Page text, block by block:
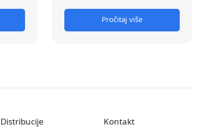
Pročitaj više
Distribucije Kontakt